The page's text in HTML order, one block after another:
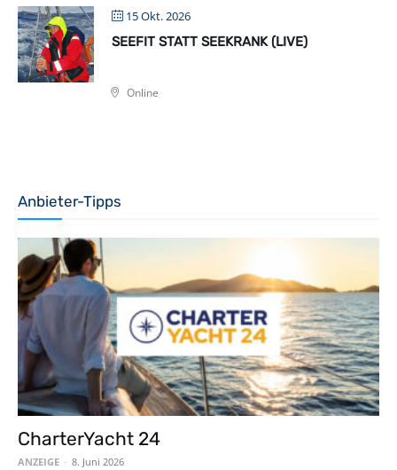
15 Okt. 2026
SEEFIT STATT SEEKRANK (LIVE)
Online
Anbieter-Tipps
CharterYacht 24
ANZEIGE - 8. Juni 2026